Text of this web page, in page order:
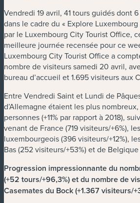
Vendredi 19 avril, 41 tours guidés dont
dans le cadre du « Explore
par le Luxembourg City Tourist Office,
meilleure journée recensée pour ce
Luxembourg City Tourist Office a
nombre de visiteurs samedi 20 avril,
bureau d’accueil et 1.695 visiteurs aux
Entre Vendredi Saint et Lundi de
d’Allemagne étaient les plus
personnes (+11% par rapport à 2018),
venant de France (719 visiteurs/+6%),
luxembourgeois (396 visiteurs/+12%),
Bas (252 visiteurs/+53%) et de Belgique
Progression impressionnante du
(+52 tours/+96,3%) et du nombre de
Casemates du Bock (+1.367 visiteurs/